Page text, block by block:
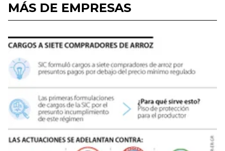
MÁS DE EMPRESAS